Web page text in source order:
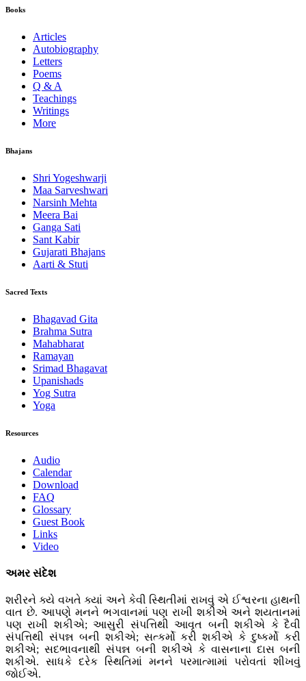
Books
Articles
Autobiography
Letters
Poems
Q & A
Teachings
Writings
More
Bhajans
Shri Yogeshwarji
Maa Sarveshwari
Narsinh Mehta
Meera Bai
Ganga Sati
Sant Kabir
Gujarati Bhajans
Aarti & Stuti
Sacred Texts
Bhagavad Gita
Brahma Sutra
Mahabharat
Ramayan
Srimad Bhagavat
Upanishads
Yog Sutra
Yoga
Resources
Audio
Calendar
Download
FAQ
Glossary
Guest Book
Links
Video
અમર સંદેશ
શરીરને ક્યે વખતે ક્યાં અને કેવી સ્થિતીમાં રાખવું એ ઈશ્વરના હાથની
વાત છે. આપણે મનને ભગવાનમાં પણ રાખી શકીએ અને શયતાનમાં
પણ રાખી શકીએ; આસુરી સંપત્તિથી આવૃત બની શકીએ કે દૈવી
સંપત્તિથી સંપન્ન બની શકીએ; સત્કર્મો કરી શકીએ કે દુષ્કર્મો કરી
શકીએ; સદભાવનાથી સંપન્ન બની શકીએ કે વાસનાના દાસ બની
શકીએ. સાધકે દરેક સ્થિતિમાં મનને પરમાત્મામાં પરોવતાં શીખવું
જોઈએ.